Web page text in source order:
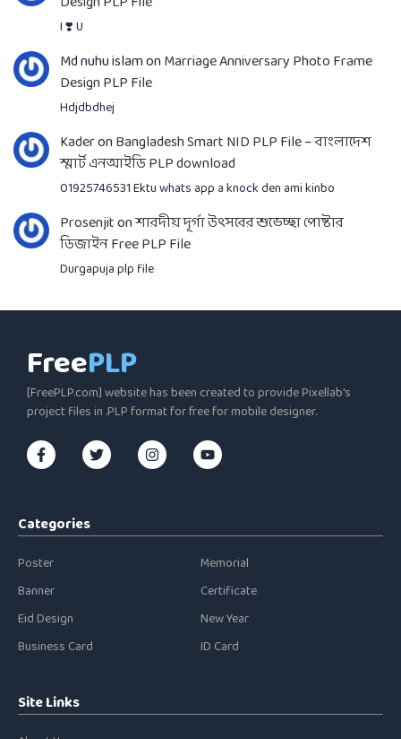
I ❣️ U
Md nuhu islamonMarriage Anniversary Photo Frame
Design PLP File
Hdjdbdhej
KaderonBangladesh Smart NID PLP File – বাংলাদেশ
স্মার্ট এনআইডি PLP download
01925746531 Ektu whats app a knock den ami kinbo
Prosenjitonশারদীয় দূর্গা উৎসবের শুভেচ্ছা পোষ্টার
ডিজাইন Free PLP File
Durgapuja plp file
FreePLP
[FreePLP.com] website has been created to provide Pixellab's
project files in .PLP format for free for mobile designer.
Categories
Poster
Banner
Eid Design
Business Card
Memorial
Certificate
New Year
ID Card
Site Links